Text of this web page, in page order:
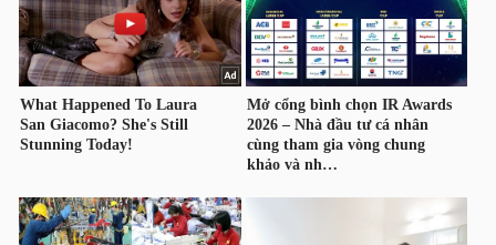
DỊCH
THÔNG